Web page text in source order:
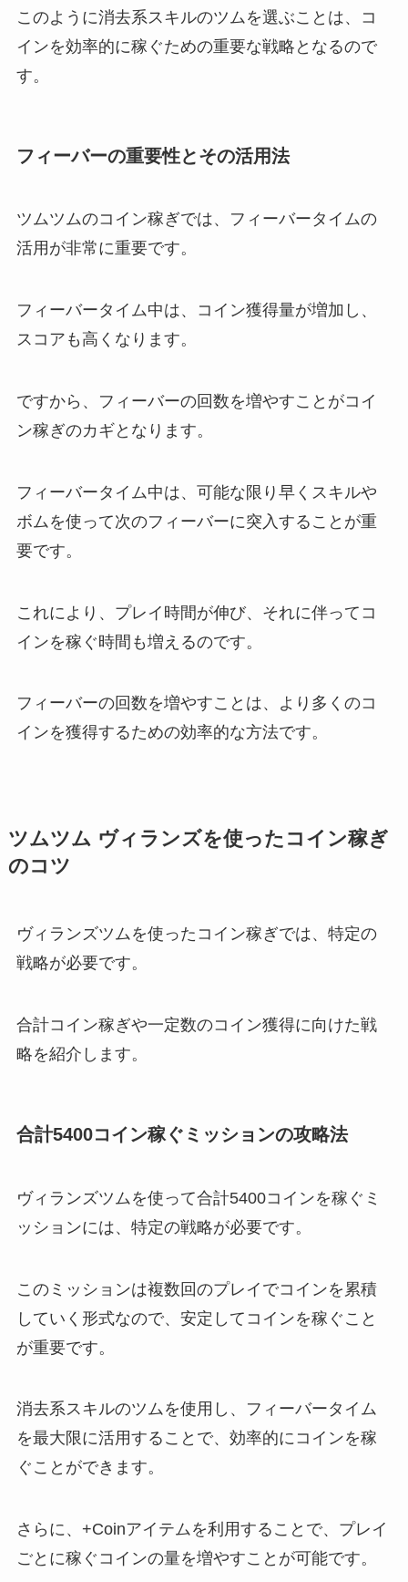
このように消去系スキルのツムを選ぶことは、コ
インを効率的に稼ぐための重要な戦略となるので
す。
フィーバーの重要性とその活用法
ツムツムのコイン稼ぎでは、フィーバータイムの
活用が非常に重要です。
フィーバータイム中は、コイン獲得量が増加し、
スコアも高くなります。
ですから、フィーバーの回数を増やすことがコイ
ン稼ぎのカギとなります。
フィーバータイム中は、可能な限り早くスキルや
ボムを使って次のフィーバーに突入することが重
要です。
これにより、プレイ時間が伸び、それに伴ってコ
インを稼ぐ時間も増えるのです。
フィーバーの回数を増やすことは、より多くのコ
インを獲得するための効率的な方法です。
ツムツム ヴィランズを使ったコイン稼ぎ
のコツ
ヴィランズツムを使ったコイン稼ぎでは、特定の
戦略が必要です。
合計コイン稼ぎや一定数のコイン獲得に向けた戦
略を紹介します。
合計5400コイン稼ぐミッションの攻略法
ヴィランズツムを使って合計5400コインを稼ぐミ
ッションには、特定の戦略が必要です。
このミッションは複数回のプレイでコインを累積
していく形式なので、安定してコインを稼ぐこと
が重要です。
消去系スキルのツムを使用し、フィーバータイム
を最大限に活用することで、効率的にコインを稼
ぐことができます。
さらに、+Coinアイテムを利用することで、プレイ
ごとに稼ぐコインの量を増やすことが可能です。